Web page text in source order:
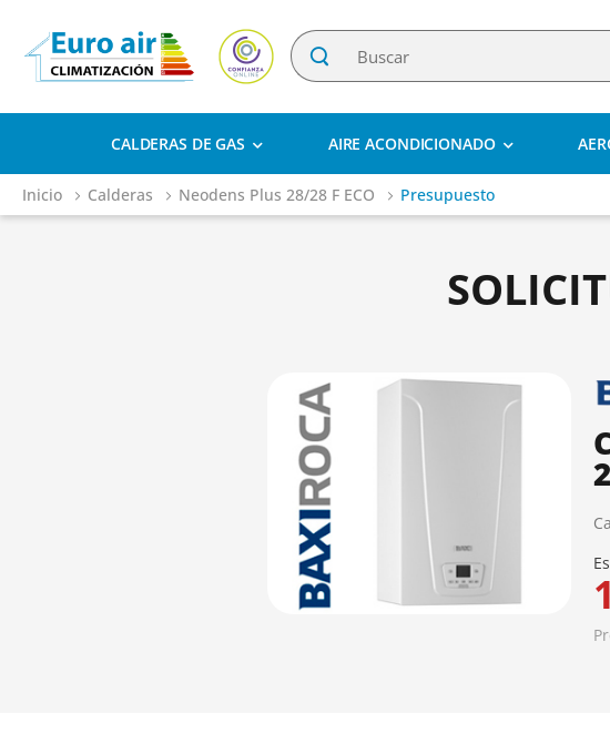
CALDERAS DE GAS AIRE ACONDICIONADO
Inicio Calderas Neodens Plus 28/28 F ECO Presupuesto